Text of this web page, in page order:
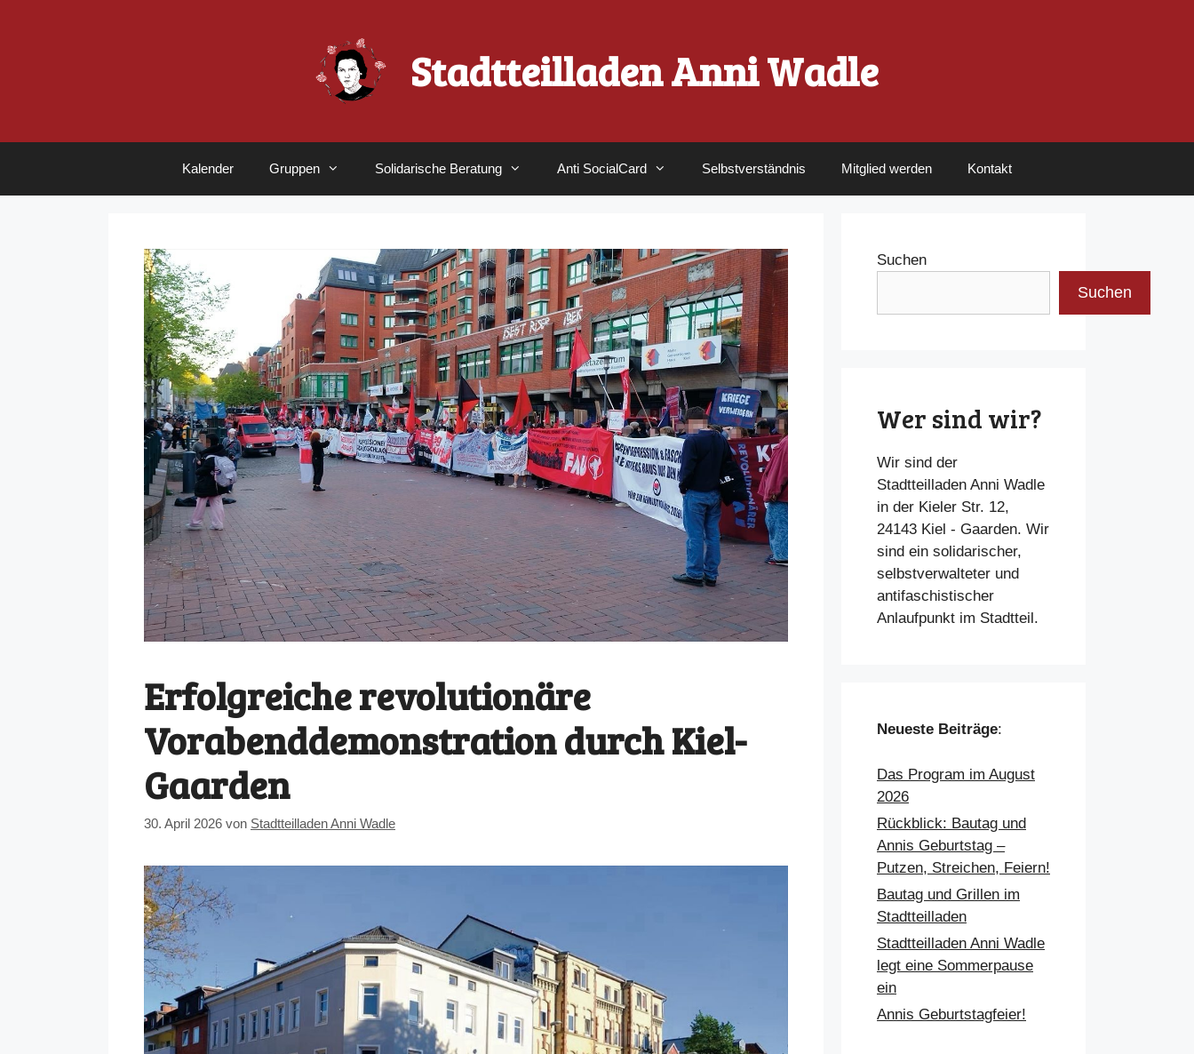
Stadtteilladen Anni Wadle
Kalender Gruppen Solidarische Beratung Anti SocialCard Selbstverständnis Mitglied werden Kontakt
Erfolgreiche revolutionäre
Vorabenddemonstration durch Kiel-
Gaarden
30. April 2026 von Stadtteilladen Anni Wadle
Suchen
Suchen
Wer sind wir?
Wir sind der
Stadtteilladen Anni Wadle
in der Kieler Str. 12,
24143 Kiel - Gaarden. Wir
sind ein solidarischer,
selbstverwalteter und
antifaschistischer
Anlaufpunkt im Stadtteil.
Neueste Beiträge:
Das Program im August
2026
Rückblick: Bautag und
Annis Geburtstag –
Putzen, Streichen, Feiern!
Bautag und Grillen im
Stadtteilladen
Stadtteilladen Anni Wadle
legt eine Sommerpause
ein
Annis Geburtstagfeier!